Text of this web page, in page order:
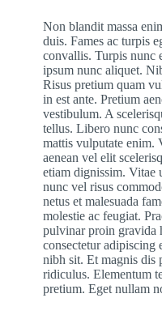
Non blandit massa
duis. Fames ac turpis
convallis. Turpis nunc
ipsum nunc aliquet.
Risus pretium quam
in est ante. Pretium
vestibulum. A
tellus. Libero nunc
mattis vulputate enim.
aenean vel elit
etiam dignissim. Vitae
nunc vel risus
netus et malesuada
molestie ac feugiat.
pulvinar proin gravida
consectetur
nibh sit. Et magnis dis
ridiculus. Elementum
pretium. Eget nullam